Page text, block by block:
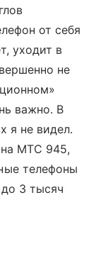
от себя
уходит в
не
важно. В
я не видел.
МТС 945,
телефоны
3 тысяч